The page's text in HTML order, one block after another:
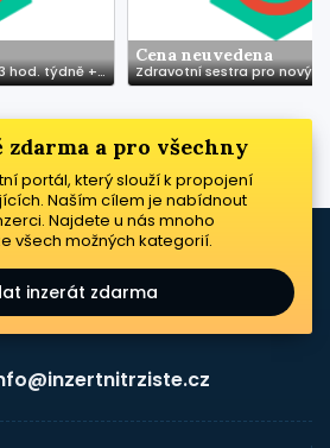
Brigáda - Úklid kanceláří 3 hod. týdně + dovolená + stravné
Cena neuvedena
a pro všechny
portál, který slouží k propojení
Naším cílem je nabídnout
Najdete u nás mnoho
všech možných kategorií.
inzerát zdarma